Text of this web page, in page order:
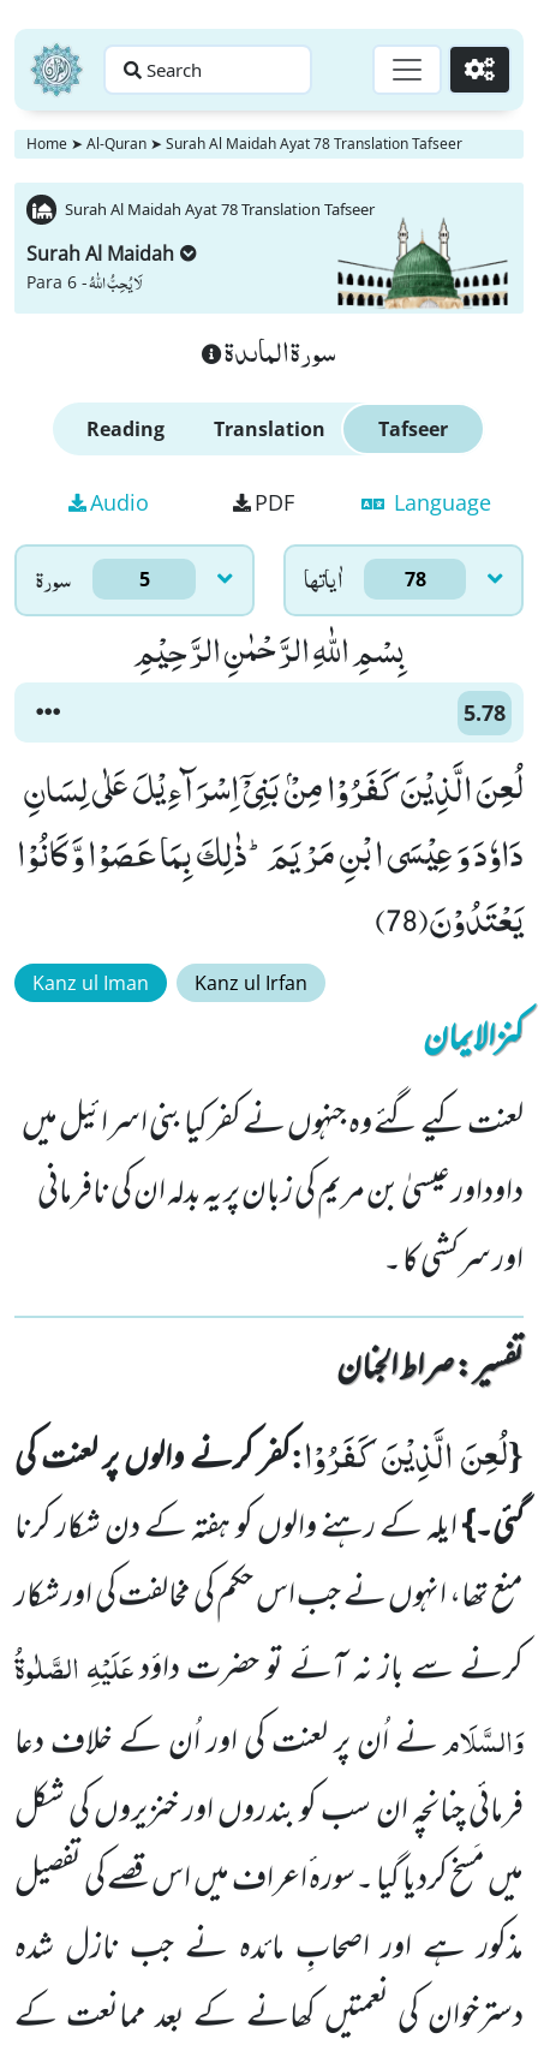
Search Go
Home ➤ Al-Quran ➤ Surah Al Maidah Ayat 78 Translation Tafseer
Surah Al Maidah Ayat 78 Translation Tafseer
Surah Al Maidah
Para 6 -لَا یُحِبُّ اللّٰهُ
سورة الماىدة
Reading Translation Tafseer
Audio PDF Language
سورۃ 5 اٰياتها 78
بِسْمِ اللّٰهِ الرَّحْمٰنِ الرَّحِیْمِ
5.78
لُعِنَ الَّذِیْنَ كَفَرُوْا مِنْۢ بَنِیْۤ اِسْرَآءِیْلَ عَلٰى لِسَانِ
دَاوٗدَ وَ عِیْسَى ابْنِ مَرْیَمَؕ-ذٰلِكَ بِمَا عَصَوْا وَّ كَانُوْا
یَعْتَدُوْنَ(78)
Kanz ul Iman Kanz ul Irfan
کنزالایمان
لعنت کیے گئے وہ جنہوں نے کفر کیا بنی اسرائیل میں
داوداور عیسیٰ بن مریم کی زبان پر یہ بدلہ ان کی نافرمانی
اور سرکشی کا ۔
تفسیر : ‎صراط الجنان
{لُعِنَ الَّذِیْنَ كَفَرُوْا:کفر کرنےوالوں پر لعنت کی
گئی۔}ایلہ کے رہنے والوں کو ہفتہ کے دن شکار کرنا
منع تھا، انہوں نے جب اس حکم کی مخالفت کی اور شکار
کرنے سے باز نہ آئے تو حضرت داؤدعَلَیْہِ الصَّلٰوۃُ
وَالسَّلَامنے اُن پر لعنت کی اور اُن کے خلاف دعا
فرمائی چنانچہ ان سب کو بندروں اور خنزیروں کی شکل
میں مَسخ کردیا گیا ۔سورہ ٔاعراف میں اس قصے کیتفصیل
مذکور ہے اور اصحابِ مائدہ نے جب نازل شدہ
دسترخوان کی نعمتیں کھانے کے بعد ممانعت کے